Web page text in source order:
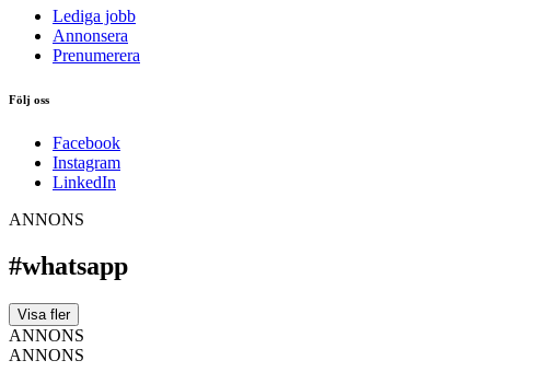
Lediga jobb
Annonsera
Prenumerera
Följ oss
Facebook
Instagram
LinkedIn
ANNONS
#whatsapp
Visa fler
ANNONS
ANNONS